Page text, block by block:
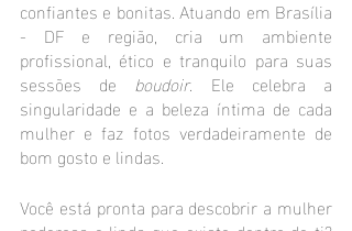
confiantes e bonitas. Atuando em Brasília
- DF e região, cria um ambiente
profissional, ético e tranquilo para suas
sessões de boudoir. Ele celebra a
singularidade e a beleza íntima de cada
mulher e faz fotos verdadeiramente de
bom gosto e lindas.
Você está pronta para descobrir a mulher